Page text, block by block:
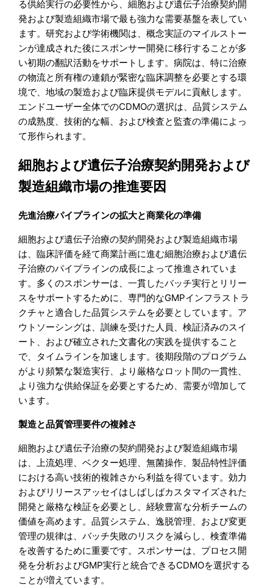
る供給実行の必要性から、細胞および遺伝子治療契約開
発および製造組織市場で最も強力な需要基盤を表してい
ます。研究および学術機関は、概念実証のマイルストー
ンが達成された後にスポンサー開発に移行することが多
い初期の翻訳活動をサポートします。病院は、特に治療
の物流と所有権の連鎖が緊密な臨床調整を必要とする環
境で、地域の製造および臨床提供モデルに貢献します。
エンドユーザー全体でのCDMOの選択は、品質システム
の成熟度、技術的な幅、および検査と監査の準備によっ
て形作られます。
細胞および遺伝子治療契約開発および
製造組織市場の推進要因
先進治療パイプラインの拡大と商業化の準備
細胞および遺伝子治療の契約開発および製造組織市場
は、臨床評価を経て商業計画に進む細胞治療および遺伝
子治療のパイプラインの成長によって推進されていま
す。多くのスポンサーは、一貫したバッチ実行とリリー
スをサポートするために、専門的なGMPインフラストラ
クチャと適合した品質システムを必要としています。ア
ウトソーシングは、訓練を受けた人員、検証済みのスイ
ート、および確立された文書化の実践を提供すること
で、タイムラインを加速します。後期段階のプログラム
がより頻繁な製造実行、より厳格なロット間の一貫性、
より強力な供給保証を必要とするため、需要が増加して
います。
製造と品質管理要件の複雑さ
細胞および遺伝子治療の契約開発および製造組織市場
は、上流処理、ベクター処理、無菌操作、製品特性評価
における高い技術的複雑さから利益を得ています。効力
およびリリースアッセイはしばしばカスタマイズされた
開発と厳格な検証を必要とし、経験豊富な分析チームの
価値を高めます。品質システム、逸脱管理、および変更
管理の規律は、バッチ失敗のリスクを減らし、検査準備
を改善するために重要です。スポンサーは、プロセス開
発を分析およびGMP実行と統合できるCDMOを選択する
ことが増えています。